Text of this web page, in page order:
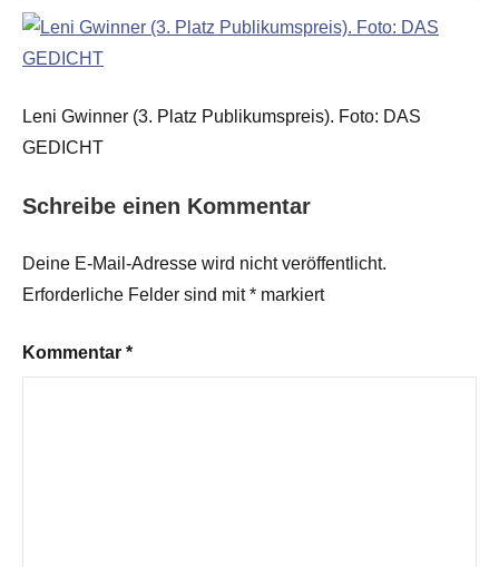
Leni Gwinner (3. Platz Publikumspreis). Foto: DAS
GEDICHT
Schreibe einen Kommentar
Deine E-Mail-Adresse wird nicht veröffentlicht.
Erforderliche Felder sind mit* markiert
Kommentar *